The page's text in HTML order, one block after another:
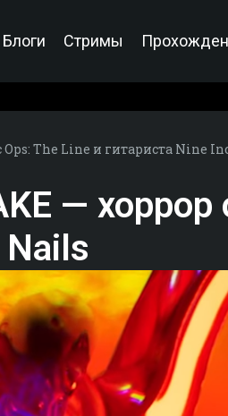
Блоги Стримы
Ops: The Line и гитариста Nine
— хоррор
Nails